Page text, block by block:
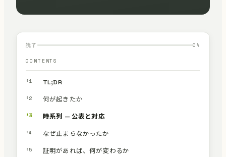
読了 0 %
CONTENTS
§1 TL;DR
§2 何が起きたか
§3 時系列 — 公表と対応
§4 なぜ止まらなかったか
§5 証明があれば、何が変わるか